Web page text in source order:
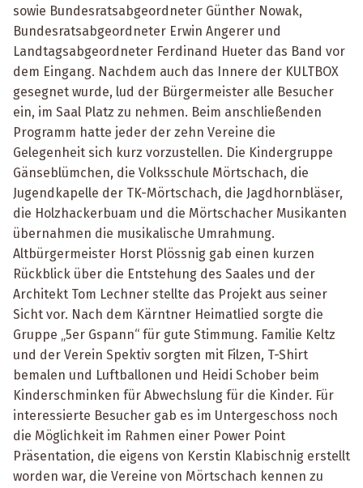
sowie Bundesratsabgeordneter Günther Nowak,
Bundesratsabgeordneter Erwin Angerer und
Landtagsabgeordneter Ferdinand Hueter das Band vor
dem Eingang. Nachdem auch das Innere der KULTBOX
gesegnet wurde, lud der Bürgermeister alle Besucher
ein, im Saal Platz zu nehmen. Beim anschließenden
Programm hatte jeder der zehn Vereine die
Gelegenheit sich kurz vorzustellen. Die Kindergruppe
Gänseblümchen, die Volksschule Mörtschach, die
Jugendkapelle der TK-Mörtschach, die Jagdhornbläser,
die Holzhackerbuam und die Mörtschacher Musikanten
übernahmen die musikalische Umrahmung.
Altbürgermeister Horst Plössnig gab einen kurzen
Rückblick über die Entstehung des Saales und der
Architekt Tom Lechner stellte das Projekt aus seiner
Sicht vor. Nach dem Kärntner Heimatlied sorgte die
Gruppe „5er Gspann“ für gute Stimmung. Familie Keltz
und der Verein Spektiv sorgten mit Filzen, T-Shirt
bemalen und Luftballonen und Heidi Schober beim
Kinderschminken für Abwechslung für die Kinder. Für
interessierte Besucher gab es im Untergeschoss noch
die Möglichkeit im Rahmen einer Power Point
Präsentation, die eigens von Kerstin Klabischnig erstellt
worden war, die Vereine von Mörtschach kennen zu